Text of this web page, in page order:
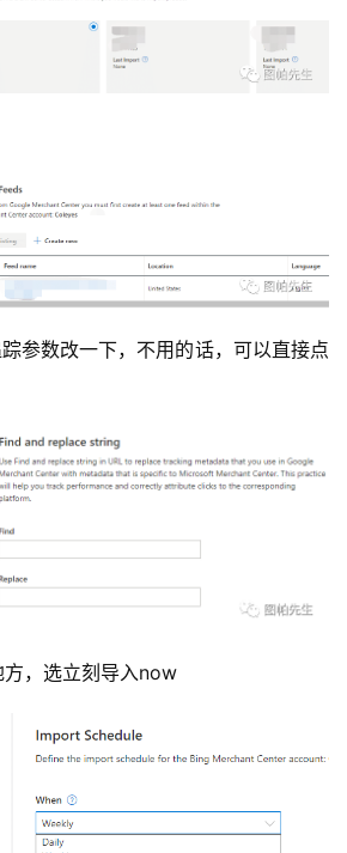
参数改一下，不用的话，可以直接点
，选立刻导入now